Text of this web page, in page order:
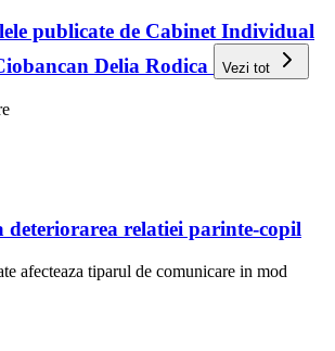
publicate de Cabinet Individual
Delia Rodica
Vezi tot
deteriorarea relatiei parinte-copil
afecteaza tiparul de comunicare in mod